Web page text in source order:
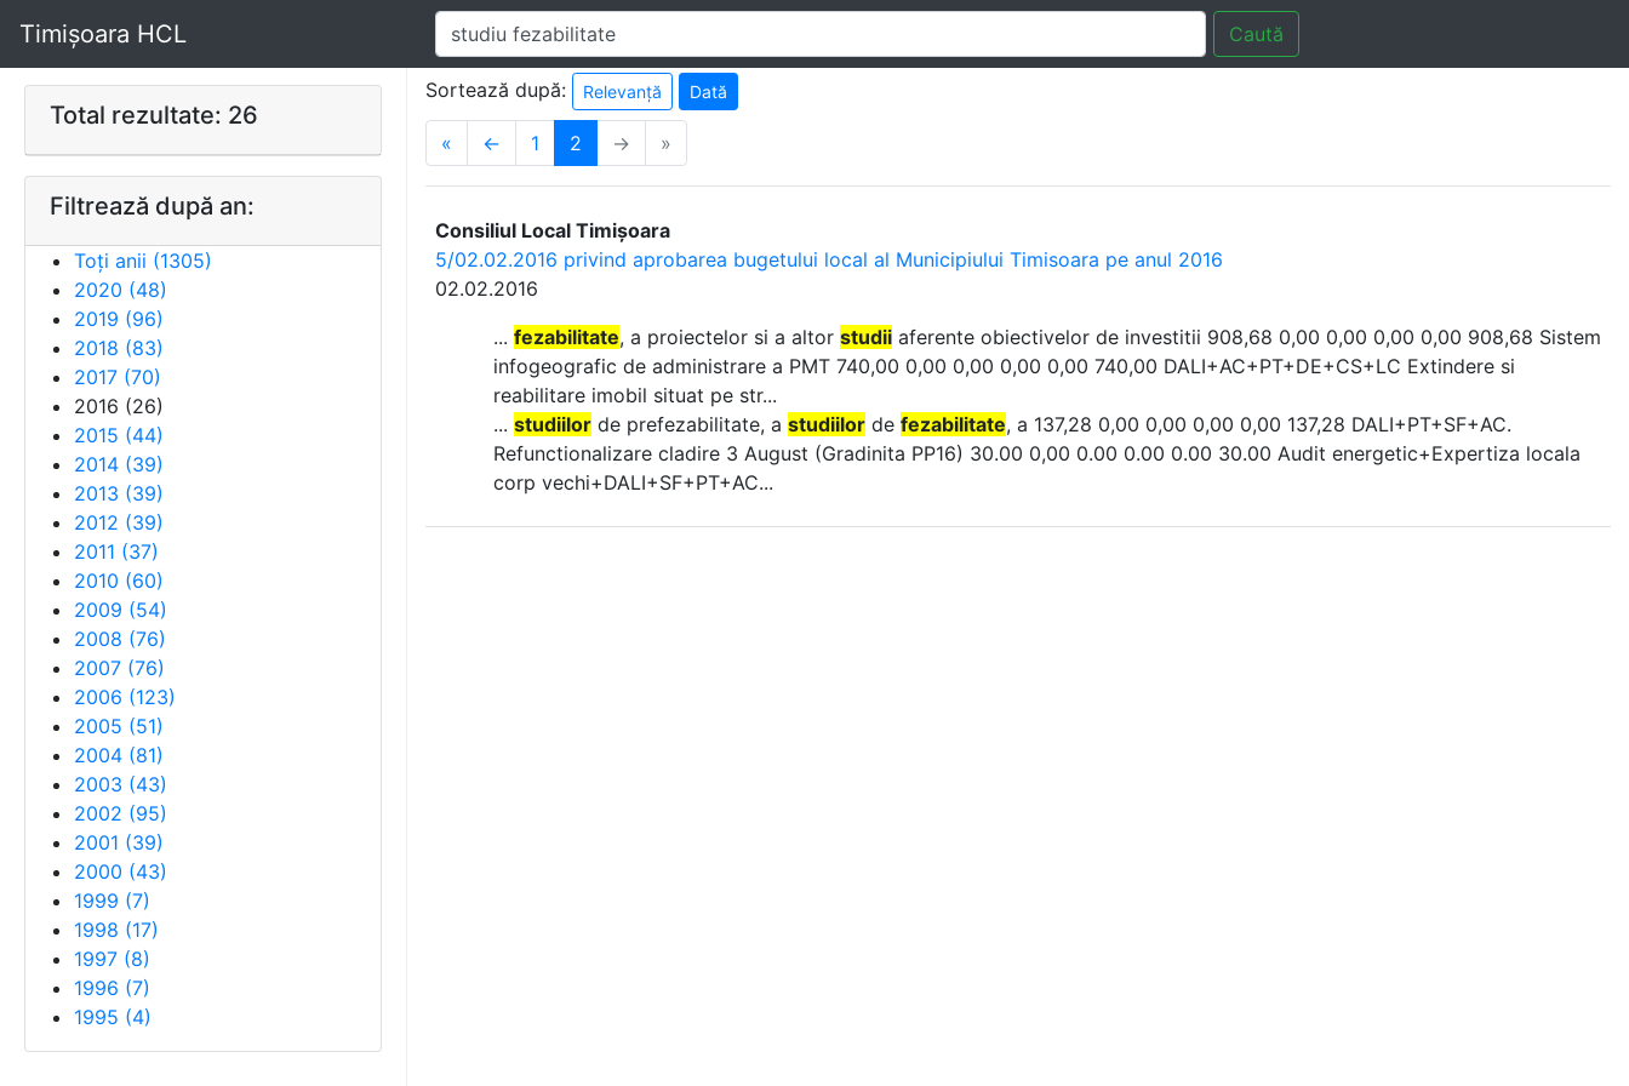
Timișoara HCL Caută
Total rezultate: 26
Filtrează după an:
Toți anii (1305)
2020 (48)
2019 (96)
2018 (83)
2017 (70)
2016 (26)
2015 (44)
2014 (39)
2013 (39)
2012 (39)
2011 (37)
2010 (60)
2009 (54)
2008 (76)
2007 (76)
2006 (123)
2005 (51)
2004 (81)
2003 (43)
2002 (95)
2001 (39)
2000 (43)
1999 (7)
1998 (17)
1997 (8)
1996 (7)
1995 (4)
Sortează după: Relevanță Dată
« ← 1 2 → »
Consiliul Local Timișoara
5/02.02.2016 privind aprobarea bugetului local al Municipiului Timisoara pe anul 2016
02.02.2016
... fezabilitate, a proiectelor si a altor studii aferente obiectivelor de investitii 908,68 0,00 0,00 0,00 0,00 908,68 Sistem
infogeografic de administrare a PMT 740,00 0,00 0,00 0,00 0,00 740,00 DALI+AC+PT+DE+CS+LC Extindere si
reabilitare imobil situat pe str...
... studiilor de prefezabilitate, a studiilor de fezabilitate, a 137,28 0,00 0,00 0,00 0,00 137,28 DALI+PT+SF+AC.
Refunctionalizare cladire 3 August (Gradinita PP16) 30.00 0,00 0.00 0.00 0.00 30.00 Audit energetic+Expertiza locala
corp vechi+DALI+SF+PT+AC...